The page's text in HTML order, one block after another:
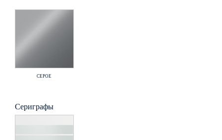
СЕРОЕ
Сериграфы